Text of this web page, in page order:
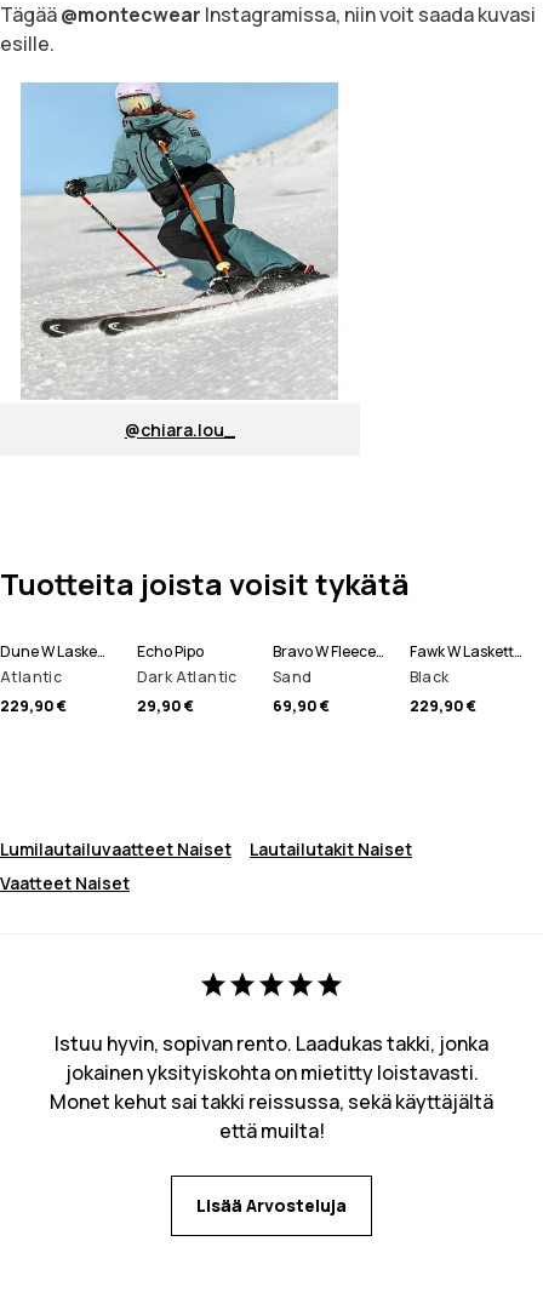
Tägää@montecwear Instagramissa, niin voit saada kuvasi
esille.
@chiara.lou_
Tuotteita joista voisit tykätä
Dune W Laskettelutakki Naiset
Atlantic
229,90 €
Echo Pipo
Dark Atlantic
29,90 €
Bravo W Fleecepaita Naiset
Sand
69,90 €
Fawk W Lasketteluhousut Naiset
Black
229,90 €
Lumilautailuvaatteet Naiset
Lautailutakit Naiset
Vaatteet Naiset
Istuu hyvin, sopivan rento. Laadukas takki, jonka
jokainen yksityiskohta on mietitty loistavasti.
Monet kehut sai takki reissussa, sekä käyttäjältä
että muilta!
Lisää Arvosteluja